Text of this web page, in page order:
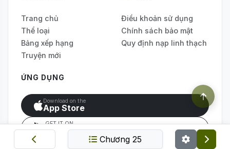
Chương 25
Trang chủ
Thể loại
Bảng xếp hạng
Truyện mới
Điều khoản sử dụng
Chính sách bảo mật
Quy định nạp linh thạch
ỨNG DỤNG
Download on the
App Store
GET IT ON
Google Play